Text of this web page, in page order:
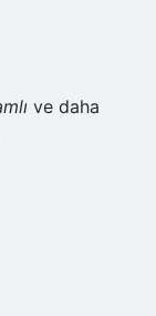
ve daha